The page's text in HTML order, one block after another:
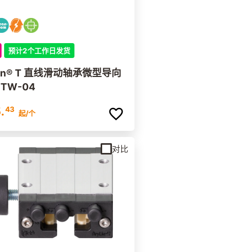
预计2个工作日发货
轴承微型导向
TW-04
43 起/个
对比